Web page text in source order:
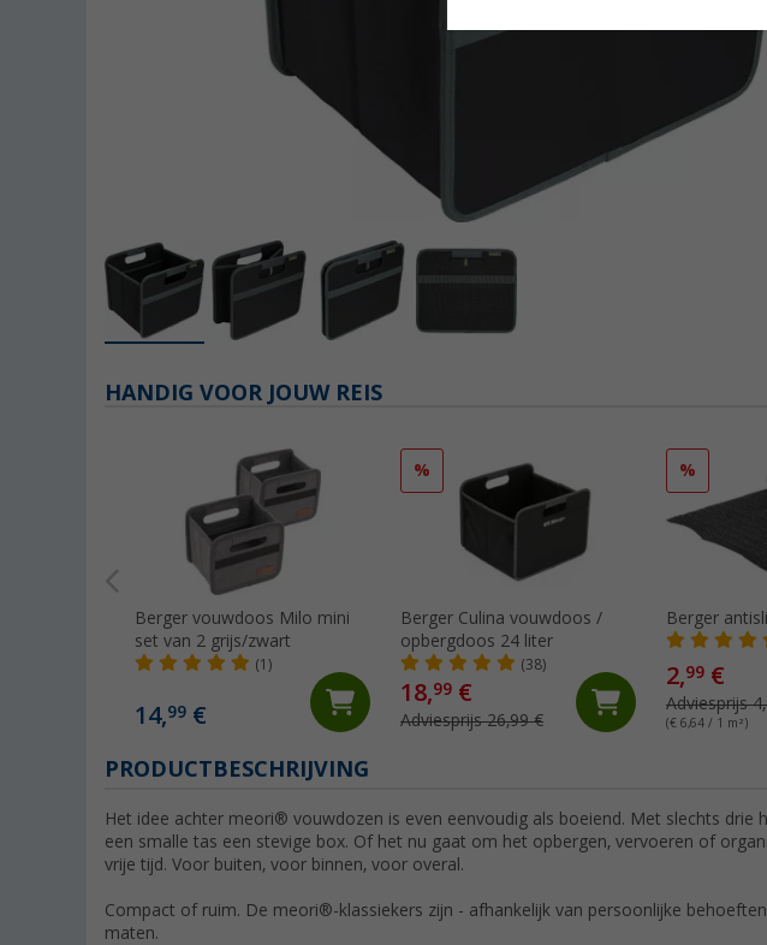
HANDIG VOOR JOUW REIS
Berger vouwdoos Milo mini
set van 2 grijs/zwart
(1)
14,99 €
%
Berger Culina vouwdoos /
opbergdoos 24 liter
(38)
18,99 €
Adviesprijs 26,99 €
%
Berger
2,99 €
Adviesprijs
(€ 6,64 / 1 m²)
PRODUCTBESCHRIJVING
Het idee achter meori® vouwdozen is even eenvoudig als boeiend. Met slechts drie
een smalle tas een stevige box. Of het nu gaat om het opbergen, vervoeren of
vrije tijd. Voor buiten, voor binnen, voor overal.
Compact of ruim. De meori®-klassiekers zijn - afhankelijk van persoonlijke
maten.